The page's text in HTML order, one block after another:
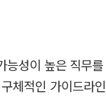
성이 높은 직무
체적인 가이드라